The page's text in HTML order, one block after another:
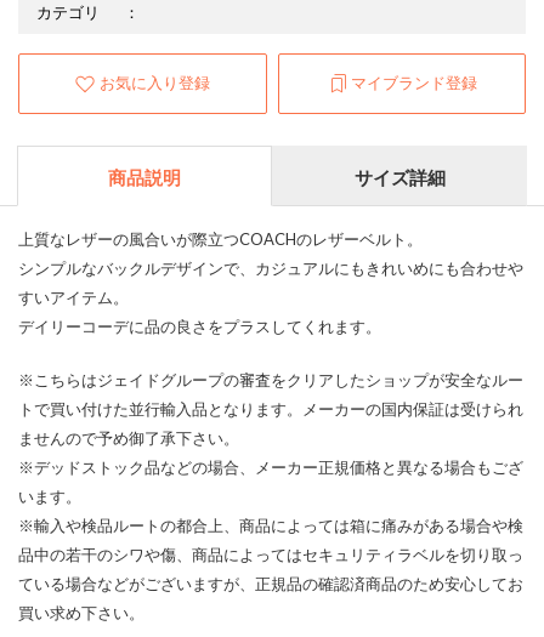
カテゴリ
：
お気に入り登録 マイブランド登録
商品説明 サイズ詳細
上質なレザーの風合いが際立つCOACHのレザーベルト。
シンプルなバックルデザインで、カジュアルにもきれいめにも合わせや
すいアイテム。
デイリーコーデに品の良さをプラスしてくれます。
※こちらはジェイドグループの審査をクリアしたショップが安全なルー
トで買い付けた並行輸入品となります。メーカーの国内保証は受けられ
ませんので予め御了承下さい。
※デッドストック品などの場合、メーカー正規価格と異なる場合もござ
います。
※輸入や検品ルートの都合上、商品によっては箱に痛みがある場合や検
品中の若干のシワや傷、商品によってはセキュリティラベルを切り取っ
ている場合などがございますが、正規品の確認済商品のため安心してお
買い求め下さい。